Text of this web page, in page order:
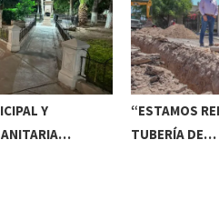
Y
“ESTAMOS
TUBERÍA DE…